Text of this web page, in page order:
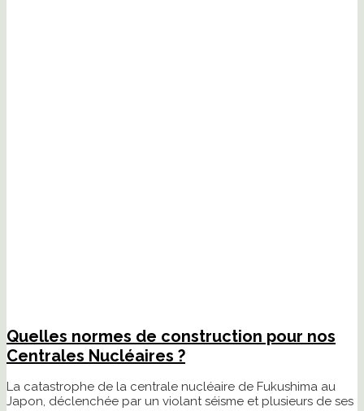
Quelles normes de construction pour nos
Centrales Nucléaires ?
La catastrophe de la centrale nucléaire de Fukushima au
Japon, déclenchée par un violant séisme et plusieurs de ses